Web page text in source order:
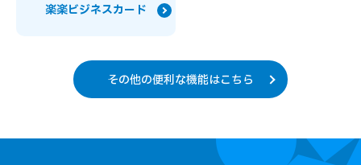
楽楽ビジネスカード
その他の便利な機能はこちら